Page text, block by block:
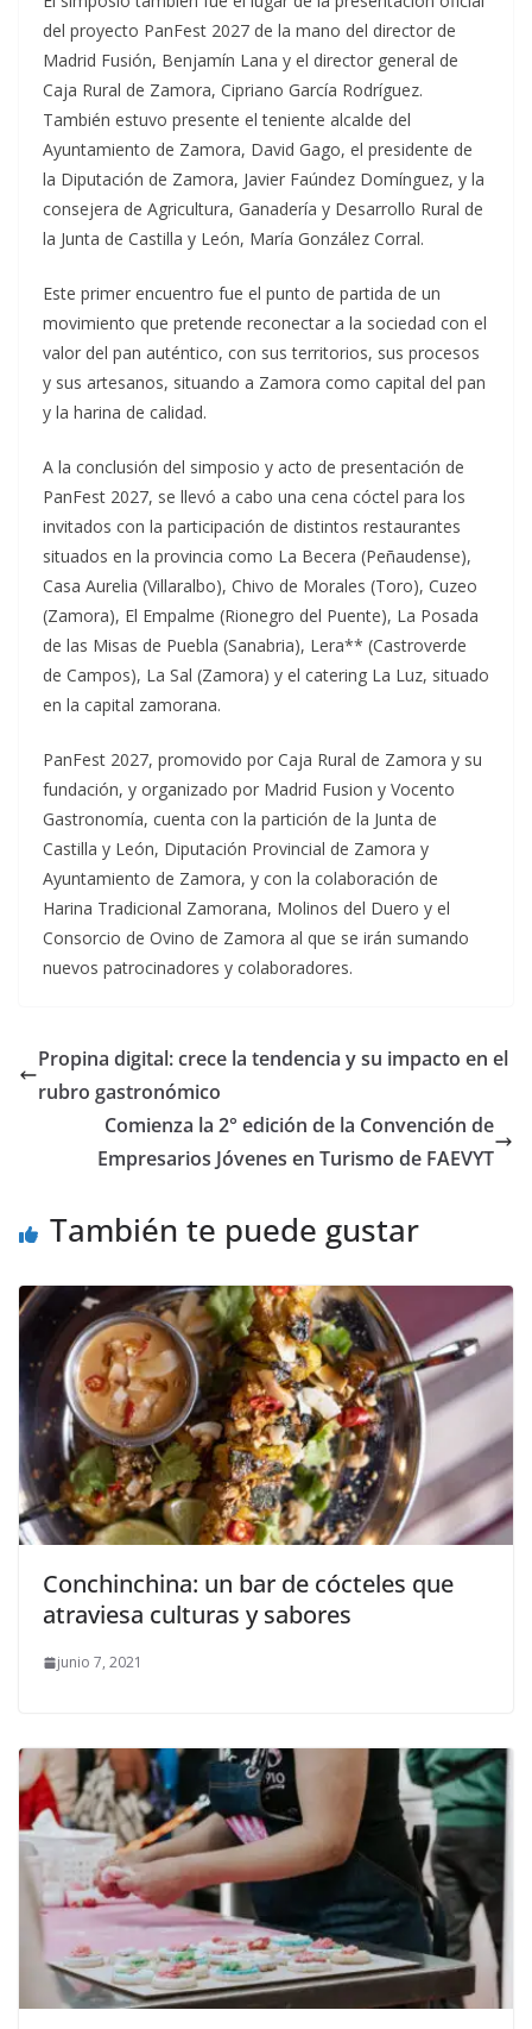
del proyecto PanFest 2027 de la mano del director de
Madrid Fusión, Benjamín Lana y el director general de
Caja Rural de Zamora, Cipriano García Rodríguez.
También estuvo presente el teniente alcalde del
Ayuntamiento de Zamora, David Gago, el presidente de
la Diputación de Zamora, Javier Faúndez Domínguez, y la
consejera de Agricultura, Ganadería y Desarrollo Rural de
la Junta de Castilla y León, María González Corral.
Este primer encuentro fue el punto de partida de un
movimiento que pretende reconectar a la sociedad con el
valor del pan auténtico, con sus territorios, sus procesos
y sus artesanos, situando a Zamora como capital del pan
y la harina de calidad.
A la conclusión del simposio y acto de presentación de
PanFest 2027, se llevó a cabo una cena cóctel para los
invitados con la participación de distintos restaurantes
situados en la provincia como La Becera (Peñaudense),
Casa Aurelia (Villaralbo), Chivo de Morales (Toro), Cuzeo
(Zamora), El Empalme (Rionegro del Puente), La Posada
de las Misas de Puebla (Sanabria), Lera** (Castroverde
de Campos), La Sal (Zamora) y el catering La Luz, situado
en la capital zamorana.
PanFest 2027, promovido por Caja Rural de Zamora y su
fundación, y organizado por Madrid Fusion y Vocento
Gastronomía, cuenta con la partición de la Junta de
Castilla y León, Diputación Provincial de Zamora y
Ayuntamiento de Zamora, y con la colaboración de
Harina Tradicional Zamorana, Molinos del Duero y el
Consorcio de Ovino de Zamora al que se irán sumando
nuevos patrocinadores y colaboradores.
Propina digital: crece la tendencia y su impacto en el
rubro gastronómico
Comienza la 2° edición de la Convención de
Empresarios Jóvenes en Turismo de FAEVYT
También te puede gustar
Conchinchina: un bar de cócteles que
atraviesa culturas y sabores
junio 7, 2021